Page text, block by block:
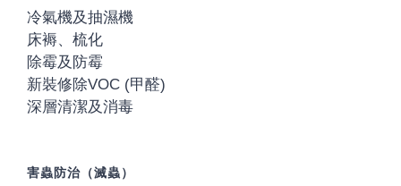
冷氣機及抽濕機
床褥、梳化
除霉及防霉
新裝修除VOC (甲醛)
深層清潔及消毒
害蟲防治（滅蟲）